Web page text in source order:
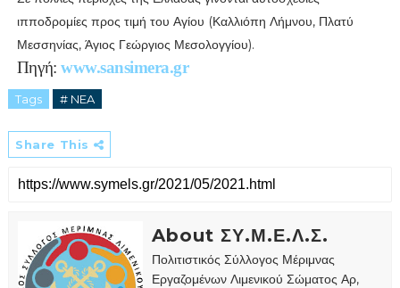
ιπποδρομίες προς τιμή του Αγίου (Καλλιόπη Λήμνου, Πλατύ
Μεσσηνίας, Άγιος Γεώργιος Μεσολογγίου).
Πηγή:www.sansimera.gr
Tags # NEA
Share This
About ΣΥ.Μ.Ε.Λ.Σ.
Πολιτιστικός Σύλλογος Μέριμνας
Εργαζομένων Λιμενικού Σώματος Αρ,